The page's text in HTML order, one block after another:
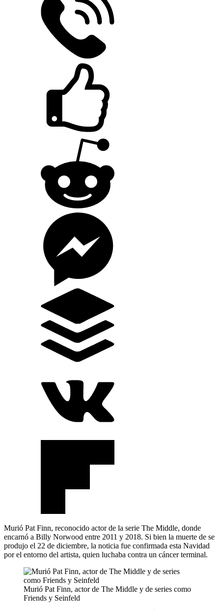
Murió Pat Finn, reconocido actor de la serie The Middle, donde
encarnó a Billy Norwood entre 2011 y 2018. Si bien la muerte de se
produjo el 22 de diciembre, la noticia fue confirmada esta Navidad
por el entorno del artista, quien luchaba contra un cáncer terminal.
Murió Pat Finn, actor de The Middle y de series como
Friends y Seinfeld